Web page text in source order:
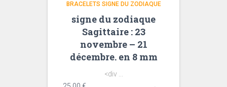
BRACELETS SIGNE DU ZODIAQUE
signe du zodiaque
Sagittaire : 23
novembre – 21
décembre. en 8 mm
<div ...